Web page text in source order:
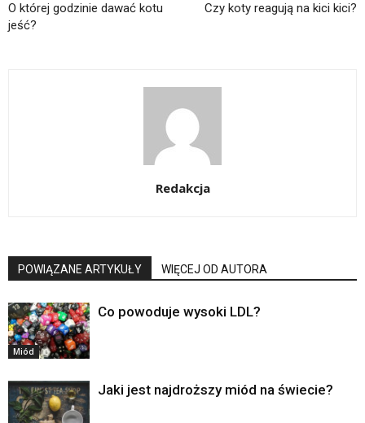
O której godzinie dawać kotu
jeść?
Czy koty reagują na kici kici?
Redakcja
POWIĄZANE ARTYKUŁY WIĘCEJ OD AUTORA
Miód
Co powoduje wysoki LDL?
Jaki jest najdroższy miód na świecie?